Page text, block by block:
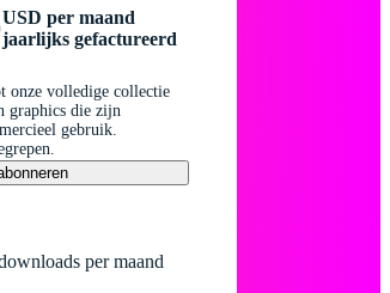
USD per maand
jaarlijks gefactureerd
onze volledige collectie
graphics die zijn
gebruik.
per maand